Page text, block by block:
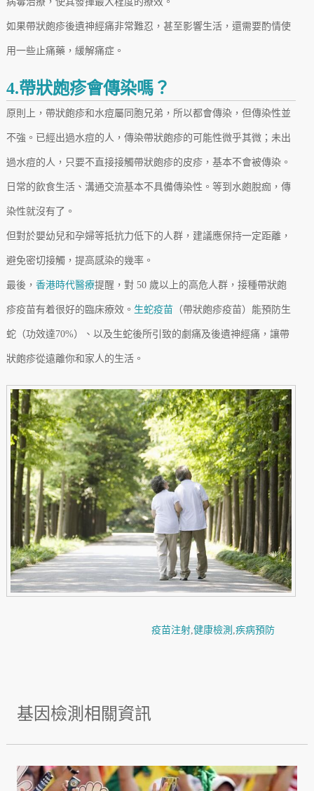
如果帶狀皰疹後遺神經痛非常難忍，甚至影響生活，還需要酌情使
用一些止痛藥，緩解痛症。
4.帶狀皰疹會傳染嗎？
原則上，帶狀皰疹和水痘屬同胞兄弟，所以都會傳染，但傳染性並
不強。已經出過水痘的人，傳染帶狀皰疹的可能性微乎其微；未出
過水痘的人，只要不直接接觸帶狀皰疹的皮疹，基本不會被傳染。
日常的飲食生活、溝通交流基本不具備傳染性。等到水皰脫痂，傳
染性就沒有了。
但對於嬰幼兒和孕婦等抵抗力低下的人群，建議應保持一定距離，
避免密切接觸，提高感染的幾率。
最後， 香港時代醫療提醒，對 50 歲以上的高危人群，接種帶狀皰
疹疫苗有着很好的臨床療效。 生蛇疫苗（帶狀皰疹疫苗）能預防生
蛇（功效達70%）、以及生蛇後所引致的劇痛及後遺神經痛，讓帶
狀皰疹從遠離你和家人的生活。
疫苗注射, 健康檢測 疾病預防
基因檢測相關資訊